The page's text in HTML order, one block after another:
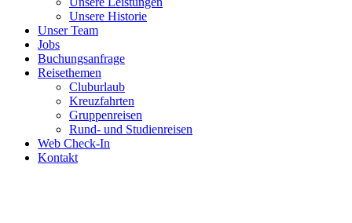
Unsere Historie
Unser Team
Jobs
Buchungsanfrage
Reisethemen
Cluburlaub
Kreuzfahrten
Gruppenreisen
Rund- und Studienreisen
Web Check-In
Kontakt